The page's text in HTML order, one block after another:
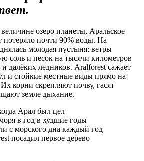
озеро планеты, Аральское
потеряло почти 90% воды. На
молодая пустыня: ветры
соль и песок на тысячи километров
далёких ледников. Aralforest сажает
и стойкие местные виды прямо на
корни скрепляют почву, гасят
земле дыхание.
Арал был цел
в год в худшие годы
с морского дна каждый год
посадил первое дерево